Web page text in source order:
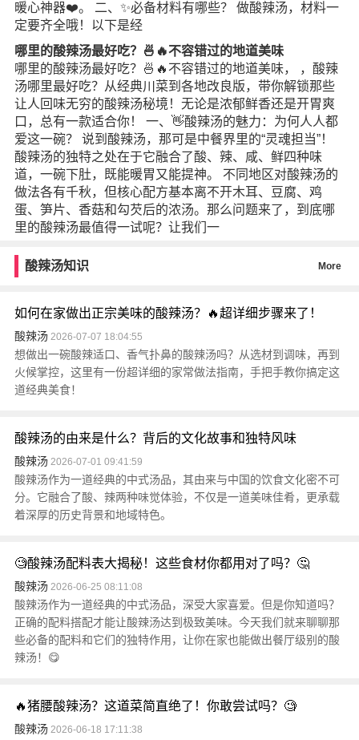
暖心神器❤️。 二、✨必备材料有哪些？ 做酸辣汤，材料一
定要齐全哦！以下是经
哪里的酸辣汤最好吃？🍜🔥不容错过的地道美味
哪里的酸辣汤最好吃？🍜🔥不容错过的地道美味， ，酸辣
汤哪里最好吃？从经典川菜到各地改良版，带你解锁那些
让人回味无穷的酸辣汤秘境！无论是浓郁鲜香还是开胃爽
口，总有一款适合你！ 一、👋酸辣汤的魅力：为何人人都
爱这一碗？ 说到酸辣汤，那可是中餐界里的“灵魂担当”！
酸辣汤的独特之处在于它融合了酸、辣、咸、鲜四种味
道，一碗下肚，既能暖胃又能提神。 不同地区对酸辣汤的
做法各有千秋，但核心配方基本离不开木耳、豆腐、鸡
蛋、笋片、香菇和勾芡后的浓汤。那么问题来了，到底哪
里的酸辣汤最值得一试呢？让我们一
酸辣汤知识 More
如何在家做出正宗美味的酸辣汤？🔥超详细步骤来了！
酸辣汤2026-07-07 18:04:55
想做出一碗酸辣适口、香气扑鼻的酸辣汤吗？从选材到调味，再到
火候掌控，这里有一份超详细的家常做法指南，手把手教你搞定这
道经典美食！
酸辣汤的由来是什么？背后的文化故事和独特风味
酸辣汤2026-07-01 09:41:59
酸辣汤作为一道经典的中式汤品，其由来与中国的饮食文化密不可
分。它融合了酸、辣两种味觉体验，不仅是一道美味佳肴，更承载
着深厚的历史背景和地域特色。
🧐酸辣汤配料表大揭秘！这些食材你都用对了吗？🤔
酸辣汤2026-06-25 08:11:08
酸辣汤作为一道经典的中式汤品，深受大家喜爱。但是你知道吗？
正确的配料搭配才能让酸辣汤达到极致美味。今天我们就来聊聊那
些必备的配料和它们的独特作用，让你在家也能做出餐厅级别的酸
辣汤！😋
🔥猪腰酸辣汤？这道菜简直绝了！你敢尝试吗？🧐
酸辣汤2026-06-18 17:11:38